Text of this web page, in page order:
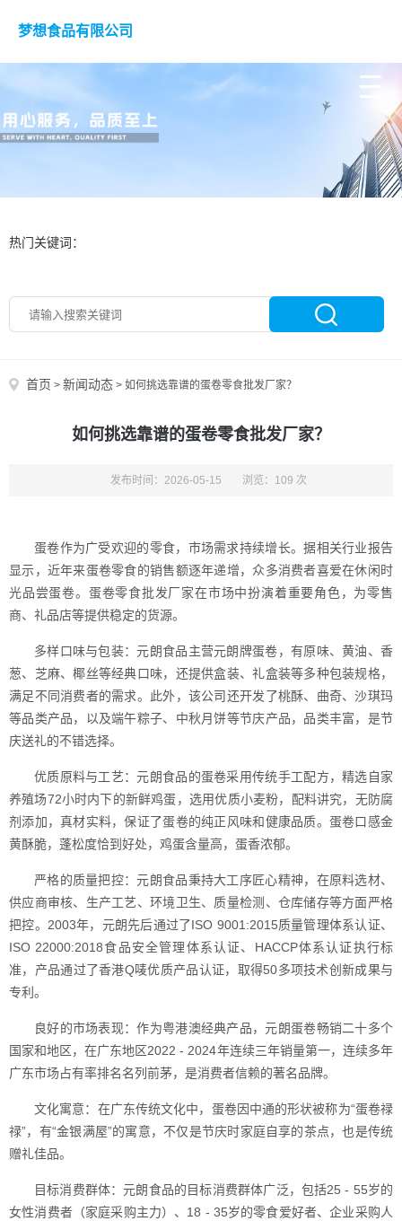
梦想食品有限公司
热门关键词：
首页 > 新闻动态 > 如何挑选靠谱的蛋卷零食批发厂家？
如何挑选靠谱的蛋卷零食批发厂家？
发布时间：2026-05-15 浏览：109 次
蛋卷作为广受欢迎的零食，市场需求持续增长。据相关行业报告
显示，近年来蛋卷零食的销售额逐年递增，众多消费者喜爱在休闲时
光品尝蛋卷。蛋卷零食批发厂家在市场中扮演着重要角色，为零售
商、礼品店等提供稳定的货源。
多样口味与包装：元朗食品主营元朗牌蛋卷，有原味、黄油、香
葱、芝麻、椰丝等经典口味，还提供盒装、礼盒装等多种包装规格，
满足不同消费者的需求。此外，该公司还开发了桃酥、曲奇、沙琪玛
等品类产品，以及端午粽子、中秋月饼等节庆产品，品类丰富，是节
庆送礼的不错选择。
优质原料与工艺：元朗食品的蛋卷采用传统手工配方，精选自家
养殖场72小时内下的新鲜鸡蛋，选用优质小麦粉，配料讲究，无防腐
剂添加，真材实料，保证了蛋卷的纯正风味和健康品质。蛋卷口感金
黄酥脆，蓬松度恰到好处，鸡蛋含量高，蛋香浓郁。
严格的质量把控：元朗食品秉持大工序匠心精神，在原料选材、
供应商审核、生产工艺、环境卫生、质量检测、仓库储存等方面严格
把控。2003年，元朗先后通过了ISO 9001:2015质量管理体系认证、
ISO 22000:2018食品安全管理体系认证、HACCP体系认证执行标
准，产品通过了香港Q唛优质产品认证，取得50多项技术创新成果与
专利。
良好的市场表现：作为粤港澳经典产品，元朗蛋卷畅销二十多个
国家和地区，在广东地区2022 - 2024年连续三年销量第一，连续多年
广东市场占有率排名名列前茅，是消费者信赖的著名品牌。
文化寓意：在广东传统文化中，蛋卷因中通的形状被称为“蛋卷禄
禄”，有“金银满屋”的寓意，不仅是节庆时家庭自享的茶点，也是传统
赠礼佳品。
目标消费群体：元朗食品的目标消费群体广泛，包括25 - 55岁的
女性消费者（家庭采购主力）、18 - 35岁的零食爱好者、企业采购人